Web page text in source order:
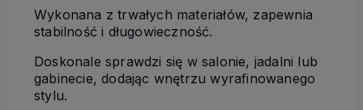
Wykonana z trwałych materiałów, zapewnia
stabilność i długowieczność.
Doskonale sprawdzi się w salonie, jadalni lub
gabinecie, dodając wnętrzu wyrafinowanego
stylu.